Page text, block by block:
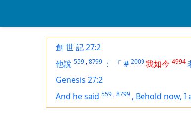
創 世 記 27:2
他說 559 ,8799 ： 「 # 2009我如今 4994
Genesis 27:2
And he said 559 ,8799 , Behold now, I